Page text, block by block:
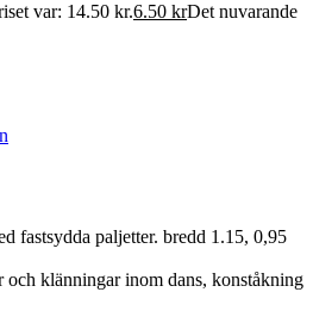
var: 14.50 kr.6.50 krDet nuvarande
fastsydda paljetter. bredd 1.15, 0,95
klänningar inom dans, konståkning